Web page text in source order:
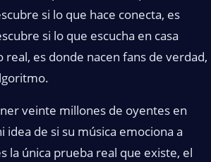
si lo que hace conecta, es
si lo que escucha en casa
es donde nacen fans de verdad,
veinte millones de oyentes en
idea de si su música emociona a
la única prueba real que existe, el